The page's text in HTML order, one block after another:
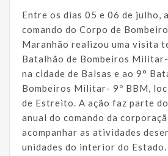
Entre os dias 05 e 06 de julho,
comando do Corpo de
Maranhão realizou uma visita
Batalhão de Bombeiros
na cidade de Balsas e ao 9°
Bombeiros Militar- 9º BBM,
de Estreito. A ação faz parte
anual do comando da
acompanhar as atividades
unidades do interior do Estado.